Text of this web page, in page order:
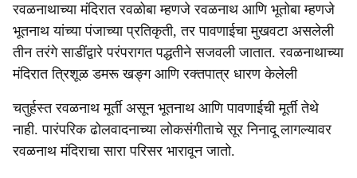
रवळनाथाच्या मंदिरात रवळोबा म्हणजे रवळनाथ आणि भूतोबा म्हणजे
भूतनाथ यांच्या पंजाच्या प्रतिकृती, तर पावणाईचा मुखवटा असलेली
तीन तरंगे साडींद्वारे परंपरागत पद्धतीने सजवली जातात. रवळनाथाच्या
मंदिरात त्रिशूळ डमरू खङ्ग आणि रक्तपात्र धारण केलेली
चतुर्हस्त रवळनाथ मूर्ती असून भूतनाथ आणि पावणाईची मूर्ती तेथे
नाही. पारंपरिक ढोलवादनाच्या लोकसंगीताचे सूर निनादू लागल्यावर
रवळनाथ मंदिराचा सारा परिसर भारावून जातो.